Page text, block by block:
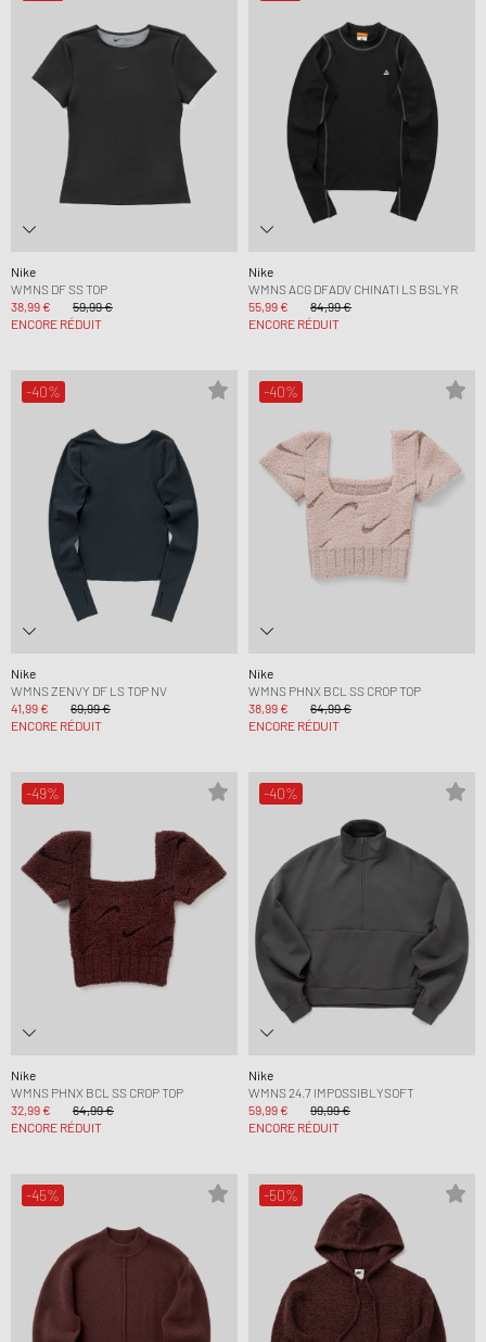
Nike
WMNS DF SS TOP
38,99 €
59,99 €
ENCORE RÉDUIT
Nike
WMNS ACG DFADV CHINATI LS BSLYR
55,99 €
84,99 €
ENCORE RÉDUIT
-40%
Nike
WMNS ZENVY DF LS TOP NV
41,99 €
69,99 €
ENCORE RÉDUIT
-40%
Nike
WMNS PHNX BCL SS CROP TOP
38,99 €
64,99 €
ENCORE RÉDUIT
-49%
Nike
WMNS PHNX BCL SS CROP TOP
32,99 €
64,99 €
ENCORE RÉDUIT
-40%
Nike
WMNS 24.7 IMPOSSIBLYSOFT
59,99 €
99,99 €
ENCORE RÉDUIT
-45% -50%